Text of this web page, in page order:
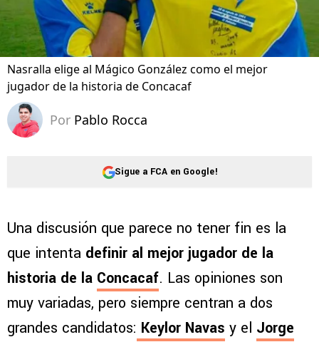
Nasralla elige al Mágico González como el mejor
jugador de la historia de Concacaf
Por Pablo Rocca
Sigue a FCA en Google!
Una discusión que parece no tener fin es la
que intenta definir al mejor jugador de la
historia de la Concacaf. Las opiniones son
muy variadas, pero siempre centran a dos
grandes candidatos: Keylor Navas y el Jorge